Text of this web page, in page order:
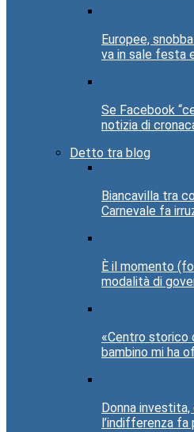
Europee,
va in sale festa
Se Facebook
notizia di
Detto tra blog
Biancavilla tra
Carnevale fa
È il momento
modalità di
«Centro storico
bambino mi ha
Donna
l’indifferenza